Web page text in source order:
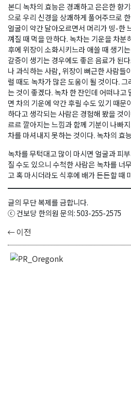
본디 녹차의 효능은 경쾌하고 은은한 향
으로 우리 신경을 상쾌하게 풀어주므로
얼굴이 약간 달아오르면서 머리가 띵-한
껴질 때 먹을 만하다. 녹차는 기운을 차분
후에 위장이 소화시키느라 애쓸 때 생기
갈증이 생기는 경우에도 좋은 음료가 된
나 과식하는 사람, 위장이 뻐근한 사람들
럴 때도 녹차가 많은 도움이 될 것이다.
는 것이 좋겠다. 녹차 한 잔인데 어떠냐고
면 차의 기운에 약간 후릴 수도 있기 때문
하다고 생각되는 사람은 경험해 봤을 것
르르 깔아지는 느낌과 함께 기분이 나빠
차를 마셔내지 못하는 것이다. 녹차의 효
녹차를 무턱대고 많이 마시면 얼굴과 피
질 수도 있으니 수척한 사람은 녹차를 너
고 혹 마시더라도 식후에 배가 든든할 때
글의 무단 복제를 금합니다.
ⓒ 건보당 한의원 문의: 503-255-2575
이전